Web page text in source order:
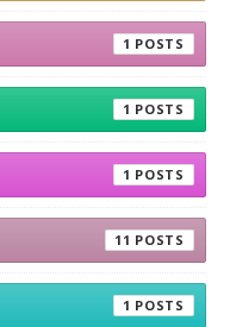
1
1
1
11
1